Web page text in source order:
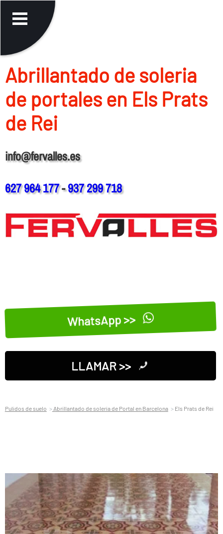
Abrillantado de soleria
de portales en Els Prats
de Rei
info@fervalles.es
627 964 177-937 299 718
WhatsApp >>
LLAMAR >>
Pulidos de suelo Abrillantado de soleria de Portal en Barcelona Els Prats de Rei